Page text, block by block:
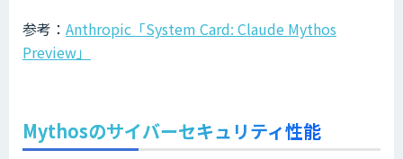
参考： Anthropic「System Card: Claude Mythos
Preview」
Mythosのサイバーセキュリティ性能